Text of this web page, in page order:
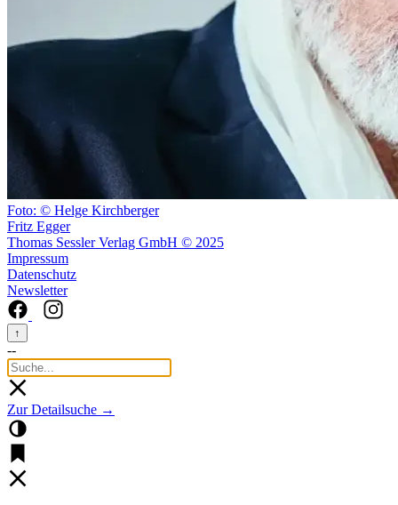
Foto: © Helge Kirchberger
Fritz Egger
Thomas Sessler Verlag GmbH © 2025
Impressum
Datenschutz
Newsletter
↑
--
Zur Detailsuche →